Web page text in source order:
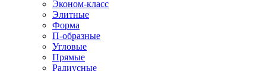
Эконом-класс
Элитные
Форма
П-образные
Угловые
Прямые
Радиусные